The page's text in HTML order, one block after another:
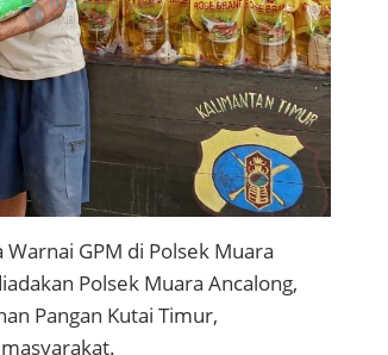
Warnai GPM di Polsek Muara
Polsek Muara Ancalong,
Pangan Kutai Timur,